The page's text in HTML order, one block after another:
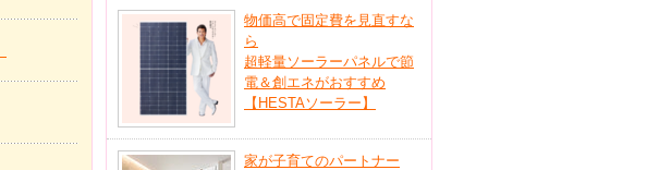
物価高で固定費を見直すな
ら
超軽量ソーラーパネルで節
電＆創エネがおすすめ
【HESTAソーラー】
家が子育てのパートナー